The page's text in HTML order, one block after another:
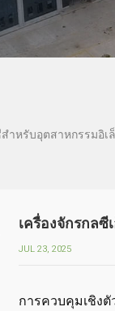
เครื่องจักรกล
JUL 23, 2025
การควบคุมเชิง